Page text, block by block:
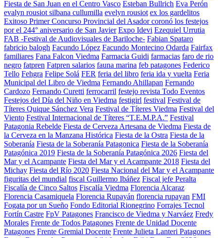
Fiesta de San Juan en el Centro Vasco Esteban Bullrich Eva Perón
evalyn rousiot silbana cullumilla evelyn rousiot ex los gardelitos
Exitoso Primer Concurso Provincial del Asador coronó los festejos
por el 244° aniversario de San Javier Expo Idevi Ezequiel Urrutia
FAB -Festival de Audiovisuales de Bariloche- Fabian Spataro
fabricio balogh Facundo López Facundo Montecino Odarda Fairfax
familiares Fana Falcon Viedma Farmacia Guidi farmacias faro de rio
negro fatpren Fatpren salarios fauna marina feb patagones Federico
Tello Fehgra Felipe Solá FER feria del libro feria ida y vuelta Feria
Municipal del Libro de Viedma Fernando Ahillapan Fernando
Cardozo Fernando Curetti ferrocarril festejo revista Todo Eventos
Festejos del Día del Niño en Viedma festigirl festival Festival de
Títeres Quique Sánchez Vera Festival de Títeres Viedma Festival del
Viento Festival Internacional de Títeres “T.E.M.P.A.” Festival
Patagonia Rebelde Fiesta de Cerveza Artesana de Viedma Fiesta de
la Cerveza en la Manzana Histórica Fiesta de la Ostra Fiesta de la
Soberanía Fiesta de la Soberanía Patagonica Fiesta de la Soberanía
Patagónica 2019 Fiesta de la Soberanía Patagónica 2026 Fiesta del
Mar y el Acampante Fiesta del Mar y el Acampante 2018 Fiesta del
Michay Fiesta del Río 2020 Fiesta Nacional del Mar y el Acampante
figuritas del mundial fiscal Guillermo Ibáñez Fiscal jefe Peralta
Fiscalía de Cinco Saltos Fiscalía Viedma Florencia Alcaraz
Florencia Casamiquela Florencia Rupayán florencia rupayan FMI
Fogata por un Sueño Fondo Editorial Rionegrino Forrajes Tecnol
Fortín Castre FpV Patagones Francisco de Viedma y Narváez Fredy
Morales Frente de Todos Patagones Frente de Unidad Docente
Patagones Frente Gremial Docente Frente Julieta Lanteri Patagones